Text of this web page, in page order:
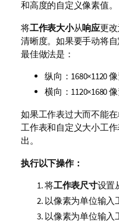
和高度的自定义像素值。
将工作表大小从响应更改
清晰度。如果要手动将
最佳做法是：
纵向：1680×1120
横向：1120×1680
如果工作表过大而不能
工作表和自定义大小工
出。
执行以下操作：
将工作表尺寸设置
以像素为单位输入
以像素为单位输入